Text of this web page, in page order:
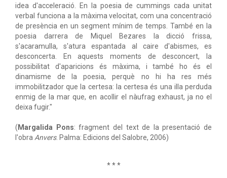
idea d'acceleració. En la poesia de cummings cada unitat
verbal funciona a la màxima velocitat, com una concentració
de presència en un segment mínim de temps. També en la
poesia darrera de Miquel Bezares la dicció frissa,
s'acaramulla, s'atura espantada al caire d'abismes, es
desconcerta. En aquests moments de desconcert, la
possibilitat d'aparicions és màxima, i també ho és el
dinamisme de la poesia, perquè no hi ha res més
immobilitzador que la certesa: la certesa és una illa perduda
enmig de la mar que, en acollir el nàufrag exhaust, ja no el
deixa fugir."
( Margalida Pons: fragment del text de la presentació de
l'obra Anvers. Palma: Edicions del Salobre, 2006)
* * *